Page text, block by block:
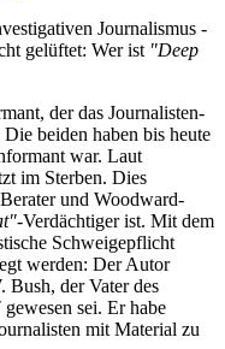
Journalismus -
gelüftet: Wer ist "Deep
der das Journalisten-
beiden haben bis heute
war. Laut
im Sterben. Dies
und Woodward-
-Verdächtiger ist. Mit dem
Schweigepflicht
werden: Der Autor
der Vater des
gewesen sei. Er habe
mit Material zu